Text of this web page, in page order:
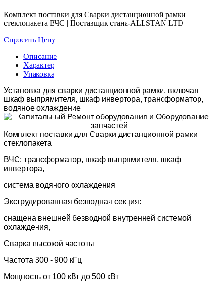
Комплект поставки для Сварки дистанционной рамки
стеклопакета ВЧС | Поставщик стана-ALLSTAN LTD
Спросить Цену
Описание
Характер
Упаковка
Установка для сварки дистанционной рамки, включая
шкаф выпрямителя, шкаф инвертора, трансформатор,
водяное охлаждение
Комплект поставки для Сварки дистанционной рамки
стеклопакета
ВЧС: трансформатор, шкаф выпрямителя, шкаф
инвертора,
система водяного охлаждения
Экструдированная безводная секция:
снащена внешней безводной внутренней системой
охлаждения,
Сварка высокой частоты
Частота 300 - 900 кГц
Мощность от 100 кВт до 500 кВт